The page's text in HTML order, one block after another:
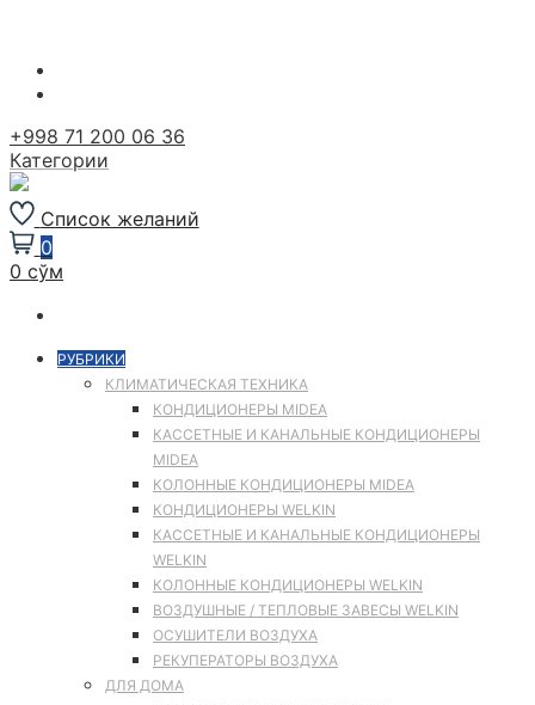
Перейти
+998 71 200 06 36
Категории
Список желаний
0
0 сўм
РУБРИКИ
КЛИМАТИЧЕСКАЯ ТЕХНИКА
КОНДИЦИОНЕРЫ MIDEA
КАССЕТНЫЕ И КАНАЛЬНЫЕ КОНДИЦИОНЕРЫ
MIDEA
КОЛОННЫЕ КОНДИЦИОНЕРЫ MIDEA
КОНДИЦИОНЕРЫ WELKIN
КАССЕТНЫЕ И КАНАЛЬНЫЕ КОНДИЦИОНЕРЫ
WELKIN
КОЛОННЫЕ КОНДИЦИОНЕРЫ WELKIN
ВОЗДУШНЫЕ / ТЕПЛОВЫЕ ЗАВЕСЫ WELKIN
ОСУШИТЕЛИ ВОЗДУХА
РЕКУПЕРАТОРЫ ВОЗДУХА
ДЛЯ ДОМА